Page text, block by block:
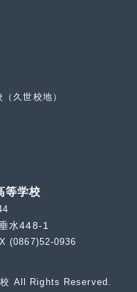
久世校地）
等学校
水448-1
(0867)52-0936
All Rights Reserved.